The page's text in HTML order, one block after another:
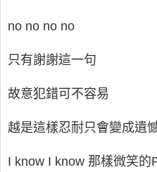
no no no no
只有謝謝這一句
故意犯錯可不容易
越是這樣忍耐只會變成遺
I know I know 那樣微笑的